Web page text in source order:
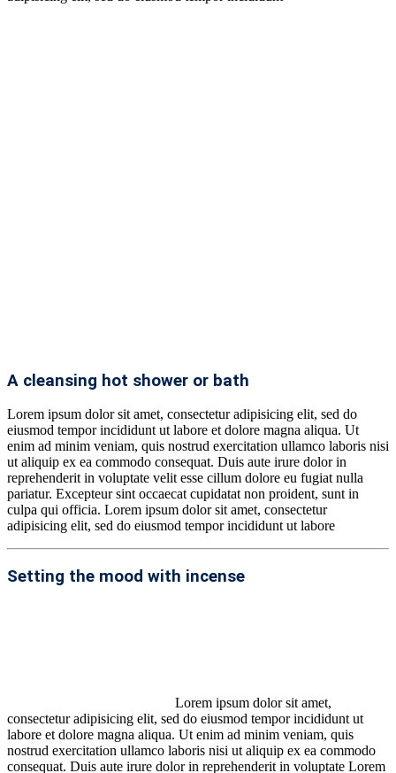
A cleansing hot shower or bath
Lorem ipsum dolor sit amet, consectetur adipisicing elit, sed do
eiusmod tempor incididunt ut labore et dolore magna aliqua. Ut
enim ad minim veniam, quis nostrud exercitation ullamco laboris nisi
ut aliquip ex ea commodo consequat. Duis aute irure dolor in
reprehenderit in voluptate velit esse cillum dolore eu fugiat nulla
pariatur. Excepteur sint occaecat cupidatat non proident, sunt in
culpa qui officia. Lorem ipsum dolor sit amet, consectetur
adipisicing elit, sed do eiusmod tempor incididunt ut labore
Setting the mood with incense
Lorem ipsum dolor sit amet,
consectetur adipisicing elit, sed do eiusmod tempor incididunt ut
labore et dolore magna aliqua. Ut enim ad minim veniam, quis
nostrud exercitation ullamco laboris nisi ut aliquip ex ea commodo
consequat. Duis aute irure dolor in reprehenderit in voluptate Lorem